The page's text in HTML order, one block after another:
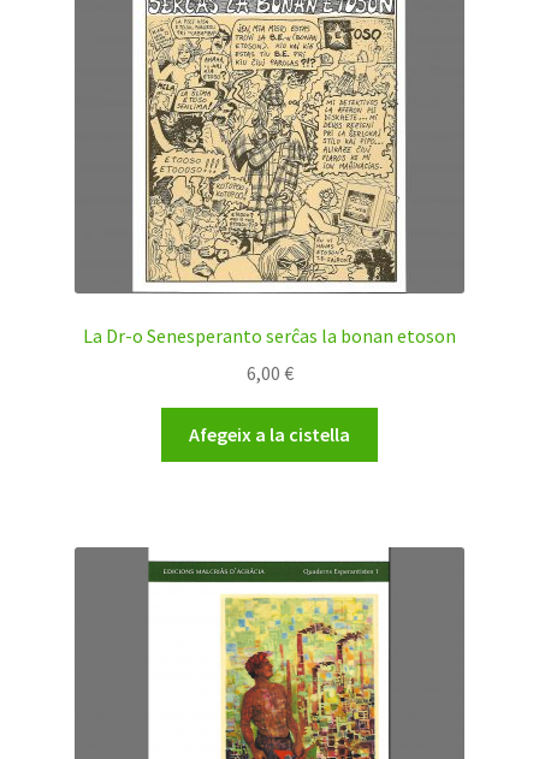
La Dr-o Senesperanto serĉas la bonan etoson
6,00 €
Afegeix a la cistella